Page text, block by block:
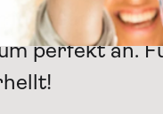
in kreativen
perfekt an.